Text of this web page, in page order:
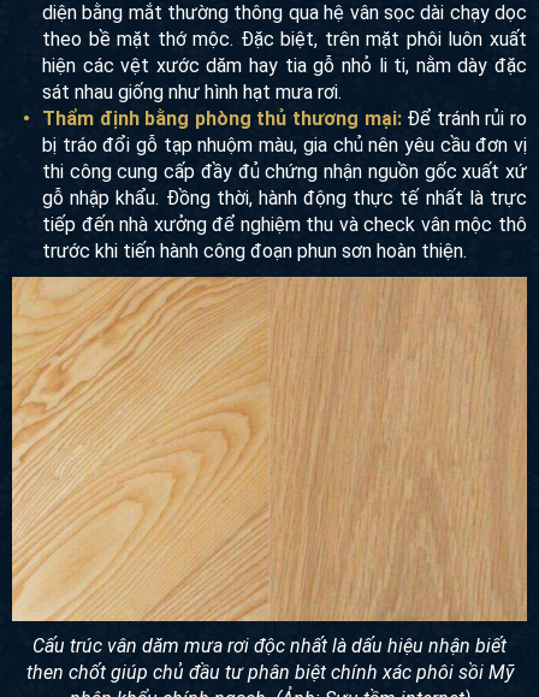
diện bằng mắt thường thông qua hệ vân sọc dài chạy dọc
theo bề mặt thớ mộc. Đặc biệt, trên mặt phôi luôn xuất
hiện các vệt xước dăm hay tia gỗ nhỏ li ti, nằm dày đặc
sát nhau giống như hình hạt mưa rơi.
Thẩm định bằng phòng thủ thương mại:Để tránh rủi ro
bị tráo đổi gỗ tạp nhuộm màu, gia chủ nên yêu cầu đơn vị
thi công cung cấp đầy đủ chứng nhận nguồn gốc xuất xứ
gỗ nhập khẩu. Đồng thời, hành động thực tế nhất là trực
tiếp đến nhà xưởng để nghiệm thu và check vân mộc thô
trước khi tiến hành công đoạn phun sơn hoàn thiện.
Cấu trúc vân dăm mưa rơi độc nhất là dấu hiệu nhận biết
then chốt giúp chủ đầu tư phân biệt chính xác phôi sồi Mỹ